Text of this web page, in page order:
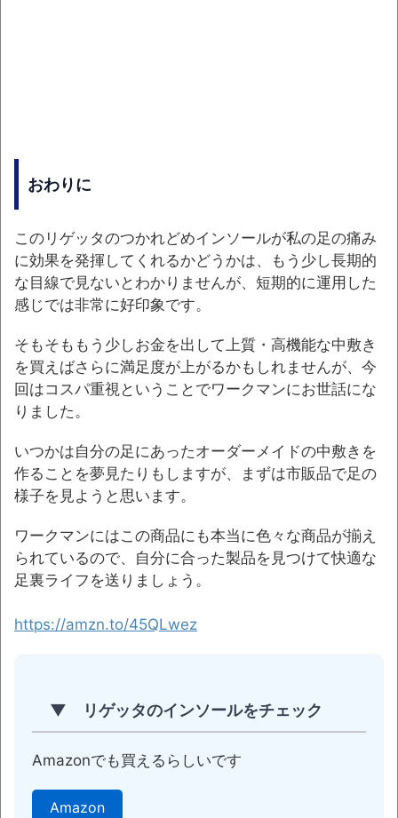
おわりに
このリゲッタのつかれどめインソールが私の足の痛み
に効果を発揮してくれるかどうかは、もう少し長期的
な目線で見ないとわかりませんが、短期的に運用した
感じでは非常に好印象です。
そもそももう少しお金を出して上質・高機能な中敷き
を買えばさらに満足度が上がるかもしれませんが、今
回はコスパ重視ということでワークマンにお世話にな
りました。
いつかは自分の足にあったオーダーメイドの中敷きを
作ることを夢見たりもしますが、まずは市販品で足の
様子を見ようと思います。
ワークマンにはこの商品にも本当に色々な商品が揃え
られているので、自分に合った製品を見つけて快適な
足裏ライフを送りましょう。
https://amzn.to/45QLwez
▼ リゲッタのインソールをチェック
Amazonでも買えるらしいです
Amazon